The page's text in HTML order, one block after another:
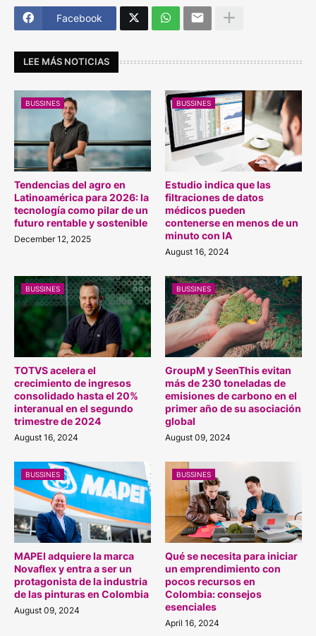
Facebook
LEE MÁS NOTICIAS
BUSSINES
Tendencias del agro en
Latinoamérica para 2026: la
tecnología como pilar de un
futuro rentable y sostenible
December 12, 2025
BUSSINES
Estudio indica que las
filtraciones de datos
médicos pueden
contenerse en menos de un
minuto con IA
August 16, 2024
BUSSINES
TOTVS acelera el
crecimiento de ingresos
consolidado hasta el 20%
interanual en el segundo
trimestre de 2024
August 16, 2024
BUSSINES
GroupM y SeenThis evitan
más de 230 toneladas de
emisiones de carbono en el
primer año de su asociación
global
August 09, 2024
BUSSINES
MAPEI adquiere la marca
Novaflex y entra a ser un
protagonista de la industria
de las pinturas en Colombia
August 09, 2024
BUSSINES
Qué se necesita para iniciar
un emprendimiento con
pocos recursos en
Colombia: consejos
esenciales
April 16, 2024